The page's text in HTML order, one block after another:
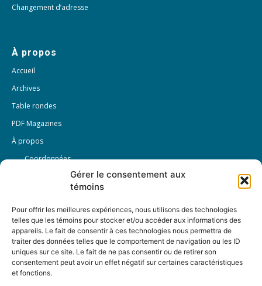
Gérer le consentement aux
témoins
Pour offrir les meilleures expériences, nous utilisons des technologies
telles que les témoins pour stocker et/ou accéder aux informations des
appareils. Le fait de consentir à ces technologies nous permettra de
traiter des données telles que le comportement de navigation ou les ID
uniques sur ce site. Le fait de ne pas consentir ou de retirer son
consentement peut avoir un effet négatif sur certaines caractéristiques
et fonctions.
Changement d’adresse
À propos
Accueil
Archives
Table rondes
PDF Magazines
À propos
Coordonnées
Notre équipe
Partenaires
FAQ
Offre d’emploi